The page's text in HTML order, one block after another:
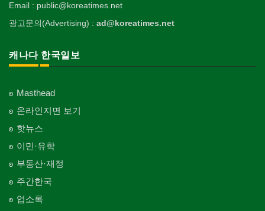
Email : public@koreatimes.net
광고문의(Advertising) : ad@koreatimes.net
캐나다 한국일보
Masthead
온라인지면 보기
핫뉴스
이민·유학
부동산·재정
주간한국
업소록